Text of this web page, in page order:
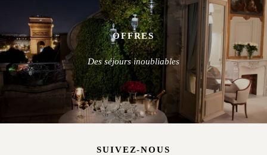
OFFRES
Des séjours inoubliables
SUIVEZ-NOUS